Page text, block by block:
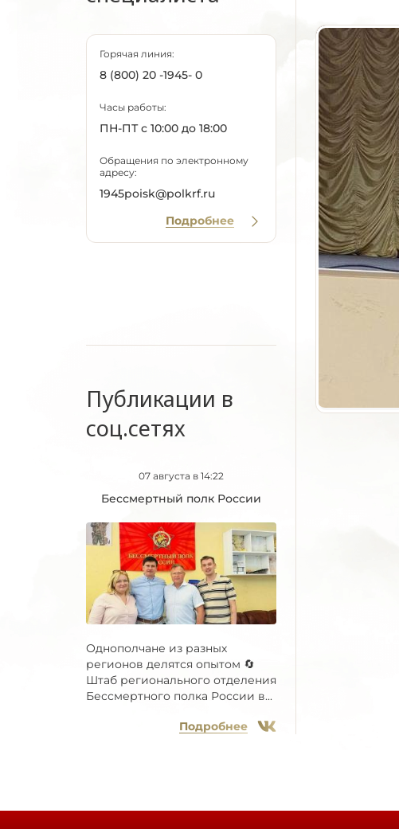
Горячая линия:
8 (800) 20 -1945- 0
Часы работы:
ПН-ПТ с 10:00 до 18:00
Обращения по электронному
адресу:
1945poisk@polkrf.ru
Подробнее
Публикации в
соц.сетях
07 августа в 14:22
Бессмертный полк России
Однополчане из разных
регионов делятся опытом 🔄
Штаб регионального отделения
Бессмертного полка России в...
Подробнее